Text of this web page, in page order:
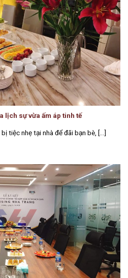
lịch sự vừa ấm áp tinh tế
tiệc nhẹ tại nhà để đãi bạn bè, [...]